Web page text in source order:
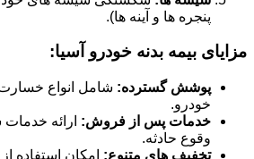
پنجره ها و آینه ها).
مزایای بیمه بدنه خودرو آسیا:
پوشش گسترده: شامل انواع
خودرو.
خدمات پس از فروش: ارائه
وقوع حادثه.
تخفیف های متنوع: امکان استفاده